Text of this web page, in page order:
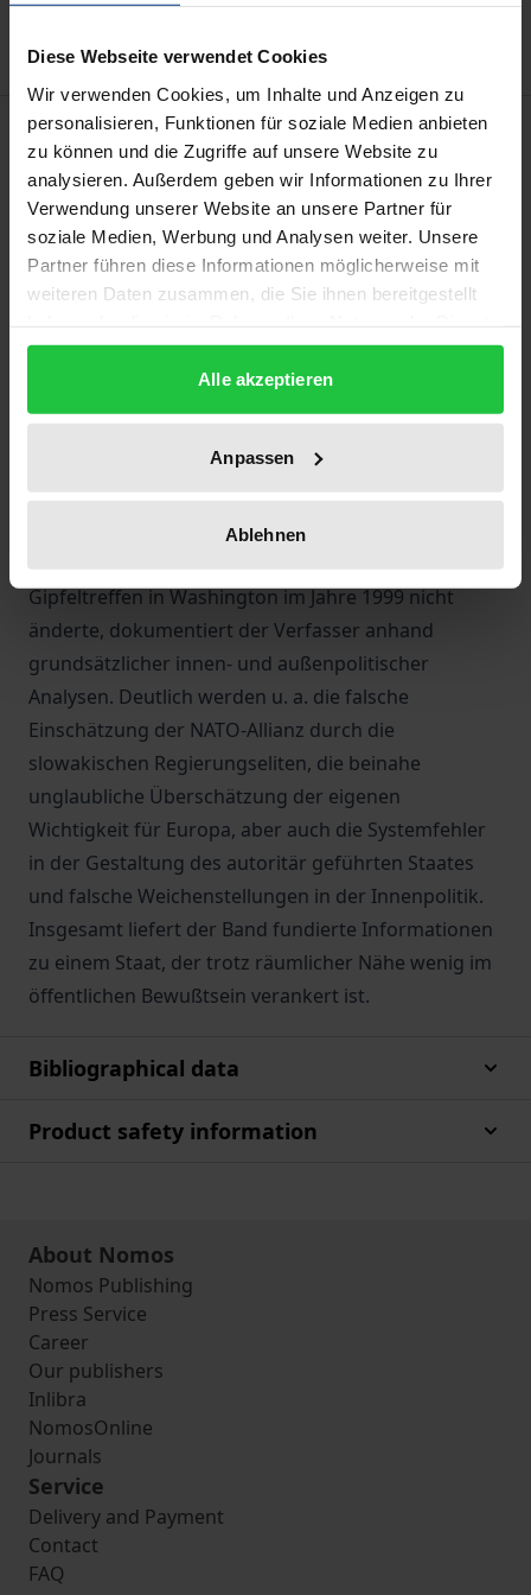
Diese Webseite verwendet Cookies
Wir verwenden Cookies, um Inhalte und Anzeigen zu
personalisieren, Funktionen für soziale Medien anbieten
zu können und die Zugriffe auf unsere Website zu
analysieren. Außerdem geben wir Informationen zu Ihrer
Verwendung unserer Website an unsere Partner für
soziale Medien, Werbung und Analysen weiter. Unsere
Partner führen diese Informationen möglicherweise mit
weiteren Daten zusammen, die Sie ihnen bereitgestellt
gesammelt haben.
Alle akzeptieren
Anpassen
Ablehnen
Delivery cost notice
Description
Der nach der Teilung der Tschechoslowakei im Jahre
1993 entstandene neue Staat demonstrierte von
Anfang an eine Selbstsicherheit, die zunächst von
großen Teilen der Bevölkerung geteilt wurde.
Test, wie weit die Slowakei das Vertrauen Brüssels
gewinnen konnte. Warum dieses Vertrauen
praktisch vom Anfang an gering gewesen ist und
warum insbesondere die NATO auf dem
Gipfeltreffen in Madrid die Mitgliedschaft der
Slowakei ablehnte und diese Meinung bis zum
Gipfeltreffen in Washington im Jahre 1999 nicht
änderte, dokumentiert der Verfasser anhand
grundsätzlicher innen- und außenpolitischer
Analysen. Deutlich werden u. a. die falsche
Einschätzung der NATO-Allianz durch die
slowakischen Regierungseliten, die beinahe
unglaubliche Überschätzung der eigenen
Wichtigkeit für Europa, aber auch die Systemfehler
in der Gestaltung des autoritär geführten Staates
und falsche Weichenstellungen in der Innenpolitik.
Insgesamt liefert der Band fundierte Informationen
zu einem Staat, der trotz räumlicher Nähe wenig im
öffentlichen Bewußtsein verankert ist.
Bibliographical data
Product safety information
About Nomos
Nomos Publishing
Press Service
Career
Our publishers
Inlibra
NomosOnline
Journals
Service
Delivery and Payment
Contact
FAQ